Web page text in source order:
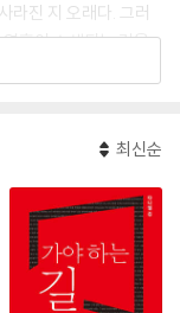
라진 지 오래다. 그러
혼이 소생되는 것을.
를 깊이 묵상함으로 세
각 간구는 하나님께
를 가지고 그 현장을
는 의례를 위한 단순
라시는 기도와 삶의
가르쳐주시는 기도
최신순